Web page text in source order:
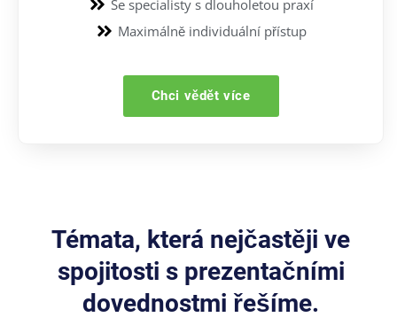
Se specialisty s dlouholetou praxí
Maximálně individuální přístup
Chci vědět více
Témata, která nejčastěji ve
spojitosti s prezentačními
dovednostmi řešíme.